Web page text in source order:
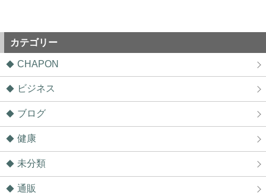
カテゴリー
CHAPON
ビジネス
ブログ
健康
未分類
通販